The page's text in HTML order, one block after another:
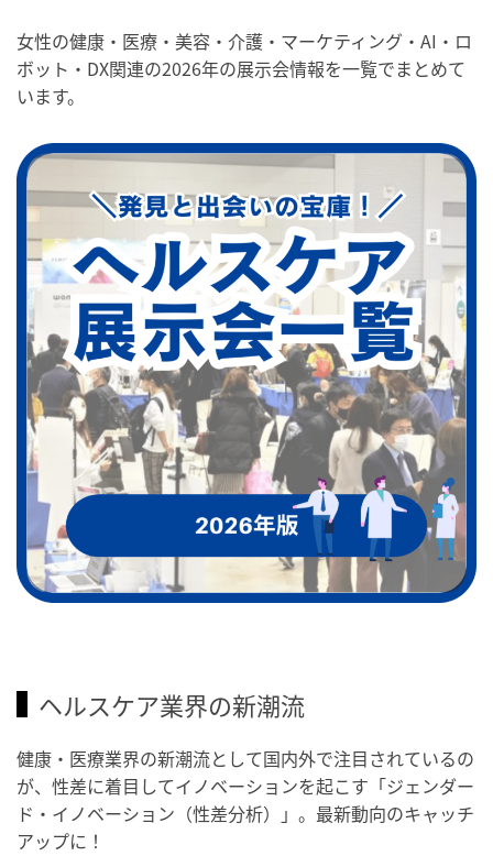
女性の健康・医療・美容・介護・マーケティング・AI・ロ
ボット・DX関連の2026年の展示会情報を一覧でまとめて
います。
ヘルスケア業界の新潮流
健康・医療業界の新潮流として国内外で注目されているの
が、性差に着目してイノベーションを起こす「ジェンダー
ド・イノベーション（性差分析）」。最新動向のキャッチ
アップに！